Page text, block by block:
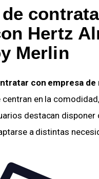
Hertz
Merlin
con empresa de
centran en la
destacan
a distintas